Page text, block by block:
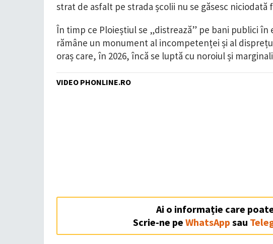
strat de asfalt pe strada școlii nu se găsesc
​În timp ce Ploieștiul se „distrează” pe bani publici
rămâne un monument al incompetenței și al
oraș care, în 2026, încă se luptă cu noroiul și
VIDEO PHONLINE.RO
Ai o informație care
Scrie-ne peWhatsApp sau